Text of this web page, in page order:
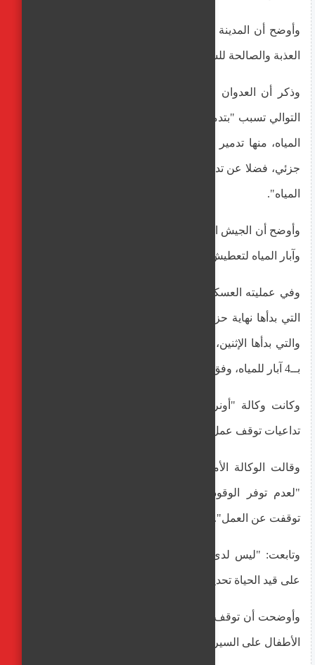
وأوضح أن المدينة تواجه أزمة حقيقة في توفر المياه، خاصة
العذبة والصالحة للشرب.
وذكر أن العدوان الإسرائيلي المتواصل للشهر العاشر على
التوالي تسبب "بتدمير واسع وكبير في البنية التحتية لشبكات
المياه".
وأوضح أن الجيش الإسرائيلي ما زال يتعمد "استهداف شبكات
وآبار المياه لتعطيش السكان".
وفي عمليته العسكرية الأخيرة في حي الشجاعية شرق غزة
التي بدأها نهاية حزيران/ يونيو الماضي، وجنوب غرب المدينة
والتي بدأها الإثنين، فقد ألحق جيش الاحتلال أضرارا متفاوتة
بــ4 آبار للمياه، وفق مهنا.
وكانت وكالة "أونروا" قد حذرت مطلع يونيو الماضي، من
تداعيات توقف عمل محطات لتحلية المياه في قطاع غزة.
وقالت الوكالة الأممية في تغريدة على منصة إكس آنذاك:
"لعدم توفر الوقود في غزة محطات مهمة لتحلية المياه
توقفت عن العمل".
وتابعت: "ليس لدى الناس ما يكفي من المياه، أصبح البقاء
على قيد الحياة تحديا كبيرا".
وأوضحت أن توقف تلك المحطات يجبر "العائلات بما في ذلك
الأطفال على السير طويلاً للحصول على المياه".